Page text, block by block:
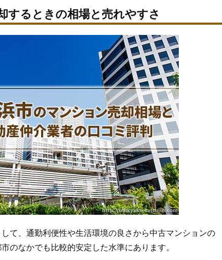
するときの相場と売れやすさ
て、通勤利便性や生活環境の良さから中古マンションの
のなかでも比較的安定した水準にあります。